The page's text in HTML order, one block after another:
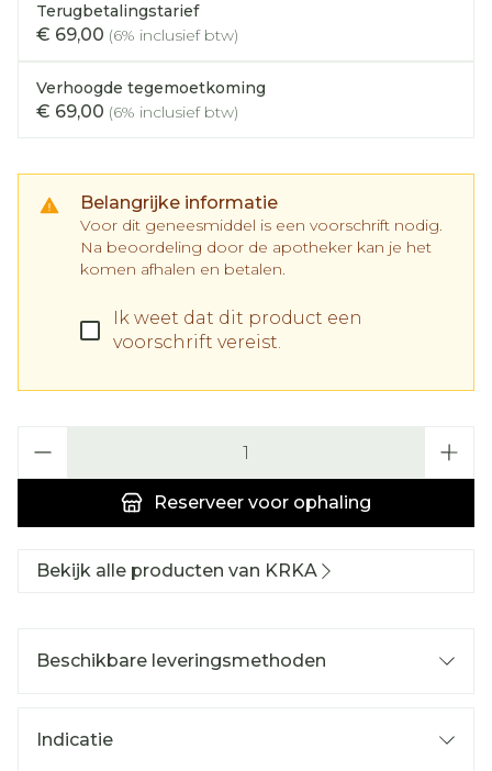
Terugbetalingstarief
€ 69,00 (6% inclusief btw)
Verhoogde tegemoetkoming
€ 69,00 (6% inclusief btw)
Belangrijke informatie
Voor dit geneesmiddel is een voorschrift nodig.
Na beoordeling door de apotheker kan je het
komen afhalen en betalen.
Ik weet dat dit product een
voorschrift vereist.
Reserveer voor ophaling
Bekijk alle producten van KRKA
Beschikbare leveringsmethoden
Indicatie